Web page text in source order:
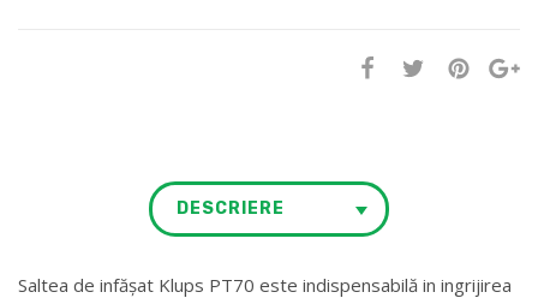
DESCRIERE
Saltea de infăşat Klups PT70 este indispensabilă in ingrijirea